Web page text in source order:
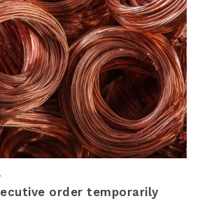
order temporarily